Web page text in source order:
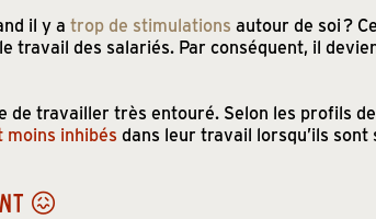
il y a trop de stimulations autour de soi ?
travail des salariés. Par conséquent, il
de travailler très entouré. Selon les profils
inhibés dans leur travail lorsqu’ils sont
😖